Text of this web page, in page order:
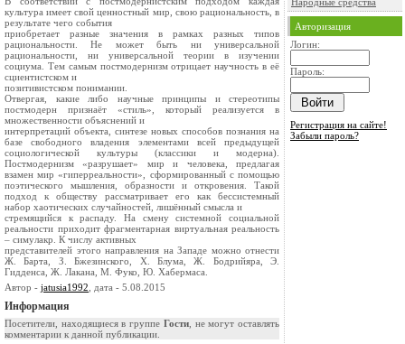
культура имеет свой ценностный мир, свою рациональность, в
результате чего события
приобретает разные значения в рамках разных типов
рациональности. Не может быть ни универсальной
рациональности, ни универсальной теории в изучении
социума. Тем самым постмодернизм отрицает научность в её
сциентистском и
позитивистском понимании.
Отвергая, какие либо научные принципы и стереотипы
постмодерн признаёт «стиль», который реализуется в
множественности объяснений и
интерпретаций объекта, синтезе новых способов познания на
базе свободного владения элементами всей предыдущей
социологической культуры (классики и модерна).
Постмодернизм «разрушает» мир и человека, предлагая
взамен мир «гиперреальности», сформированный с помощью
поэтического мышления, образности и откровения. Такой
подход к обществу рассматривает его как бессистемный
набор хаотических случайностей, лишённый смысла и
стремящийся к распаду. На смену системной социальной
реальности приходит фрагментарная виртуальная реальность
– симулакр. К числу активных
представителей этого направления на Западе можно отнести
Ж. Барта, З. Бжезинского, Х. Блума, Ж. Бодрийяра, Э.
Гидденса, Ж. Лакана, М. Фуко, Ю. Хабермаса.
Автор - jatusia1992 , дата - 5.08.2015
Информация
Посетители, находящиеся в группе Гости, не могут оставлять
комментарии к данной публикации.
Авторизация
Логин:
Пароль:
Регистрация на сайте!
Забыли пароль?